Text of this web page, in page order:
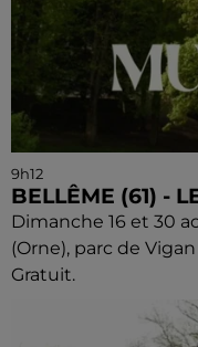
9h12
BELLÊME (61) -
Dimanche 16 et 30
(Orne), parc de
Gratuit.